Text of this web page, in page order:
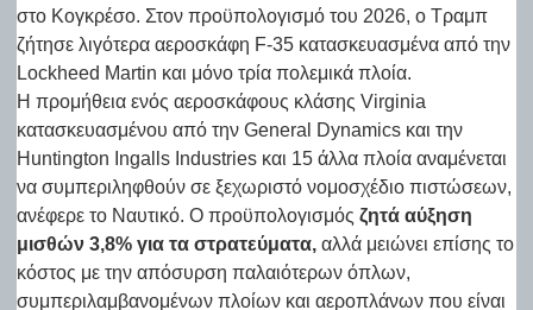
στο Κογκρέσο. Στον προϋπολογισμό του 2026, ο Τραμπ
ζήτησε λιγότερα αεροσκάφη F-35 κατασκευασμένα από την
Lockheed Martin και μόνο τρία πολεμικά πλοία.
Η προμήθεια ενός αεροσκάφους κλάσης Virginia
κατασκευασμένου από την General Dynamics και την
Huntington Ingalls Industries και 15 άλλα πλοία αναμένεται
να συμπεριληφθούν σε ξεχωριστό νομοσχέδιο πιστώσεων,
ανέφερε το Ναυτικό. Ο προϋπολογισμός ζητά αύξηση
μισθών 3,8% για τα στρατεύματα, αλλά μειώνει επίσης το
κόστος με την απόσυρση παλαιότερων όπλων,
συμπεριλαμβανομένων πλοίων και αεροπλάνων που είναι